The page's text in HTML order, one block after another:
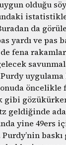
olduğu
da
yardı ve pas
fena
uygulama
öncelikle
gibi
geldiğinde
yine 49ers
baskı